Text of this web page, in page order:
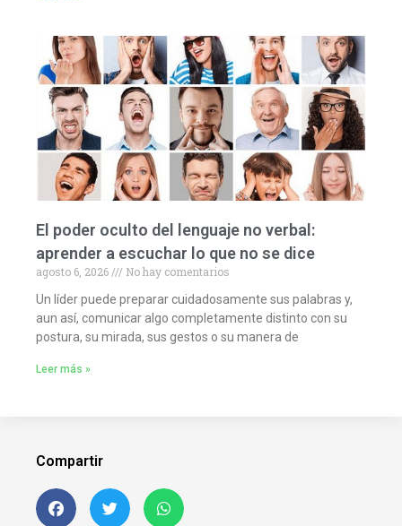
El poder oculto del lenguaje no verbal:
aprender a escuchar lo que no se dice
agosto 6, 2026
No hay comentarios
Un líder puede preparar cuidadosamente sus palabras y,
aun así, comunicar algo completamente distinto con su
postura, su mirada, sus gestos o su manera de
Leer más »
Compartir